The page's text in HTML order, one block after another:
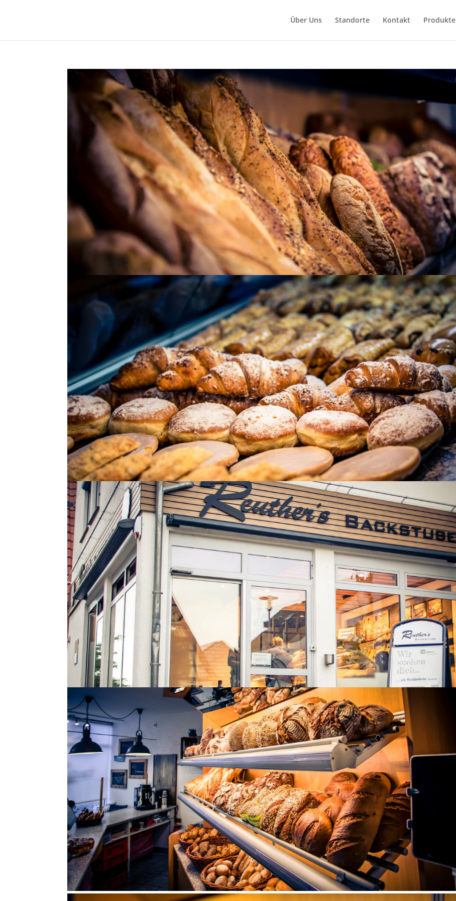
Über Uns Standorte Kontakt Produkte
Rülzheim, im Norma Markt
Rülzheim, im Norma Markt Landau, im Gillet Hagebaumarkt Zur Seite Landau, Ostbahnstraße Zur Seite Landau,
Zweibrücker Straße Zur Seite Landau, Königstraße Zur Seite Landau, Westbahnhof im EDEKA-Kissel Markt Zur Seite
Landau, Taubensuhlstraße im EDEKA-Kissel SBK Zur...
Rülzheim, Mittlere Ortsstraße
Rülzheim, Mittlere Ortsstraße Landau, im Gillet Hagebaumarkt Zur Seite Landau, Ostbahnstraße Zur Seite Landau,
Zweibrücker Straße Zur Seite Landau, Königstraße Zur Seite Landau, Westbahnhof im EDEKA-Kissel Markt Zur Seite
Landau, Taubensuhlstraße im EDEKA-Kissel SBK...
Bellheim, (VR-Bank) Hintere Straße
Bellheim, (VR-Bank) Hintere Straße Landau, im Gillet Hagebaumarkt Zur Seite Landau, Ostbahnstraße Zur Seite
Landau, Zweibrücker Straße Zur Seite Landau, Königstraße Zur Seite Landau, Westbahnhof im EDEKA-Kissel Markt
Zur Seite Landau, Taubensuhlstraße im EDEKA-Kissel...
Bellheim, (Post) Albert-Schweizer-Str.
Bellheim, (Post) Albert-Schweizer-Str. Landau, im Gillet Hagebaumarkt Zur Seite Landau, Ostbahnstraße Zur Seite
Landau, Zweibrücker Straße Zur Seite Landau, Königstraße Zur Seite Landau, Westbahnhof im EDEKA-Kissel Markt
Zur Seite Landau, Taubensuhlstraße im...